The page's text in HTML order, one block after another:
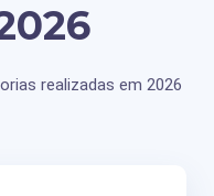
realizadas em 2026